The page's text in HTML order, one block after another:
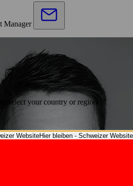
Manager
Select your country or region:
WebsiteHier bleiben - Schweizer Website